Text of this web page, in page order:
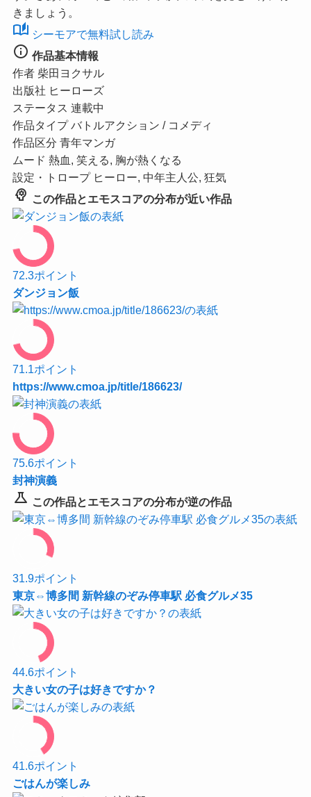
きましょう。
auto_stories シーモアで無料試し読み
info 作品基本情報
作者 柴田ヨクサル
出版社 ヒーローズ
ステータス 連載中
作品タイプ バトルアクション / コメディ
作品区分 青年マンガ
ムード 熱血, 笑える, 胸が熱くなる
設定・トロープ ヒーロー, 中年主人公, 狂気
psychology この作品とエモスコアの分布が近い作品
72.3ポイント
ダンジョン飯
71.1 ポイント
https://www.cmoa.jp/title/186623/
75.6ポイント
封神演義
science この作品とエモスコアの分布が逆の作品
31.9ポイント
東京⇔博多間 新幹線のぞみ停車駅 必食グルメ35
44.6ポイント
大きい女の子は好きですか？
41.6ポイント
ごはんが楽しみ